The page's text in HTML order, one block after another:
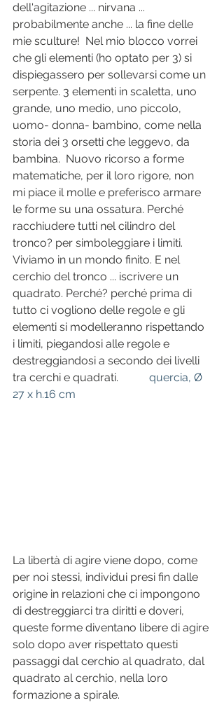
dell'agitazione ... nirvana ...
probabilmente anche ... la fine delle
mie sculture!  Nel mio blocco vorrei
che gli elementi (ho optato per 3) si
dispiegassero per sollevarsi come un
serpente. 3 elementi in scaletta, uno
grande, uno medio, uno piccolo,
uomo- donna- bambino, come nella
storia dei 3 orsetti che leggevo, da
bambina.  Nuovo ricorso a forme
matematiche, per il loro rigore, non
mi piace il molle e preferisco armare
le forme su una ossatura. Perché
racchiudere tutti nel cilindro del
tronco? per simboleggiare i limiti.
Viviamo in un mondo finito. E nel
cerchio del tronco ... iscrivere un
quadrato. Perché? perché prima di
tutto ci vogliono delle regole e gli
elementi si modelleranno rispettando
i limiti, piegandosi alle regole e
destreggiandosi a secondo dei livelli
tra cerchi e quadrati. quercia, Ø
27 x h.16 cm
La libertà di agire viene dopo, come
per noi stessi, individui presi fin dalle
origine in relazioni che ci impongono
di destreggiarci tra diritti e doveri,
queste forme diventano libere di agire
solo dopo aver rispettato questi
passaggi dal cerchio al quadrato, dal
quadrato al cerchio, nella loro
formazione a spirale.